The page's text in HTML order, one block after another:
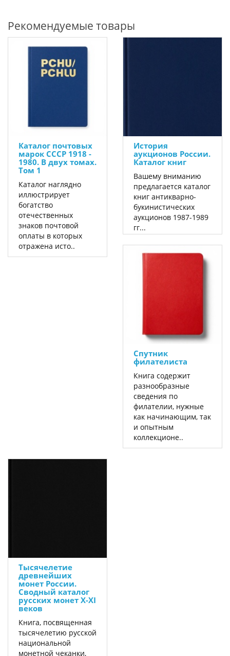
Рекомендуемые товары
Каталог почтовых
марок СССР 1918 -
1980. В двух томах.
Том 1
Каталог наглядно
иллюстрирует
богатство
отечественных
знаков почтовой
оплаты в которых
отражена исто..
История
аукционов России.
Каталог книг
Вашему вниманию
предлагается каталог
книг антикварно-
букинистических
аукционов 1987-1989
гг...
Спутник
филателиста
Книга содержит
разнообразные
сведения по
филателии, нужные
как начинающим, так
и опытным
коллекционе..
Тысячелетие
древнейших
монет России.
Сводный каталог
русских монет X-XI
веков
Книга, посвященная
тысячелетию русской
национальной
монетной чеканки,